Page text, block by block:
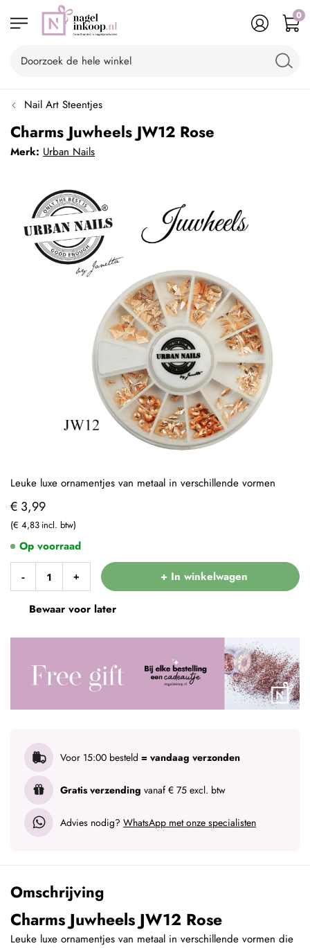
0
Nail Art Steentjes
Charms Juwheels JW12 Rose
Merk: Urban Nails
€ 3,99
€ 4,83
- + + In winkelwagen
Bewaar voor later
Voor 15:00 besteld = vandaag verzonden
Gratis verzending vanaf € 75 excl. btw
Advies nodig? WhatsApp met onze specialisten
Op voorraad
Leuke luxe ornamentjes van metaal in verschillende vormen
Omschrijving
Charms Juwheels JW12 Rose
Leuke luxe ornamentjes van metaal in verschillende vormen die